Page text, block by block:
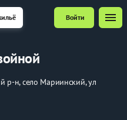
Войти menu
р-н, село Мариинский, ул